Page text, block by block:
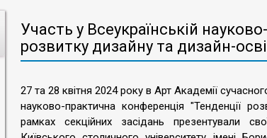
Участь у Всеукраїнській
розвитку дизайну та дизайн-
27 та 28 квітня 2024 року в Арт Академії
науково-практична конференція "Тенденції
рамках секційних засідань презентували